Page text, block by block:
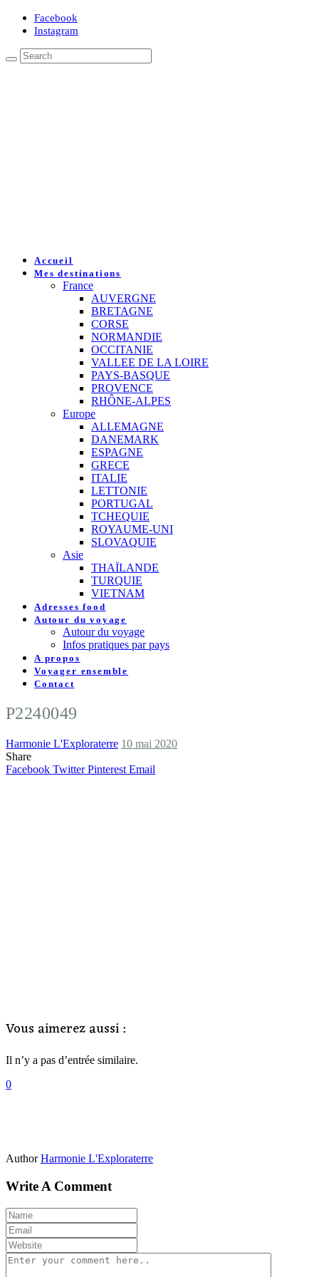
Facebook
Instagram
Accueil
Mes destinations
France
AUVERGNE
BRETAGNE
CORSE
NORMANDIE
OCCITANIE
VALLEE DE LA LOIRE
PAYS-BASQUE
PROVENCE
RHÔNE-ALPES
Europe
ALLEMAGNE
DANEMARK
ESPAGNE
GRECE
ITALIE
LETTONIE
PORTUGAL
TCHEQUIE
ROYAUME-UNI
SLOVAQUIE
Asie
THAÏLANDE
TURQUIE
VIETNAM
Adresses food
Autour du voyage
Autour du voyage
Infos pratiques par pays
A propos
Voyager ensemble
Contact
P2240049
Harmonie L'Exploraterre 10 mai 2020
Share
Facebook Twitter Pinterest Email
Vous aimerez aussi :
Il n’y a pas d’entrée similaire.
0
Author Harmonie L'Exploraterre
Write A Comment